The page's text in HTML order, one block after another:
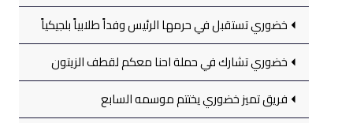
خضوري تستقبل في حرمها الرئيس وفداً طلابياً بلجيكياً
خضوري تشارك في حملة احنا معكم لقطف الزيتون
فريق تميز خضوري يختتم موسمه السابع